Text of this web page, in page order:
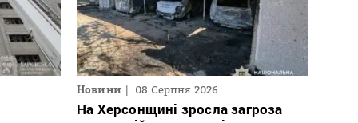
Новини 08 Серпня 2026
На Херсонщині зросла загроза